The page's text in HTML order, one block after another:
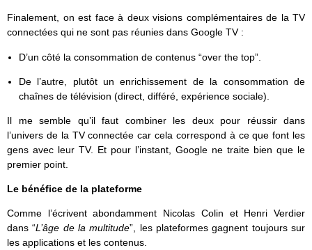
Finalement, on est face à deux visions complémentaires de la TV
connectées qui ne sont pas réunies dans Google TV :
D’un côté la consommation de contenus “over the top”.
De l’autre, plutôt un enrichissement de la consommation de
chaînes de télévision (direct, différé, expérience sociale).
Il me semble qu’il faut combiner les deux pour réussir dans
l’univers de la TV connectée car cela correspond à ce que font les
gens avec leur TV. Et pour l’instant, Google ne traite bien que le
premier point.
Le bénéfice de la plateforme
Comme l’écrivent abondamment Nicolas Colin et Henri Verdier
dans “L’âge de la multitude”, les plateformes gagnent toujours sur
les applications et les contenus.